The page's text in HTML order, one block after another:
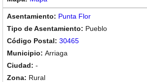
Punta Flor
Pueblo
30465
Arriaga
-
Rural